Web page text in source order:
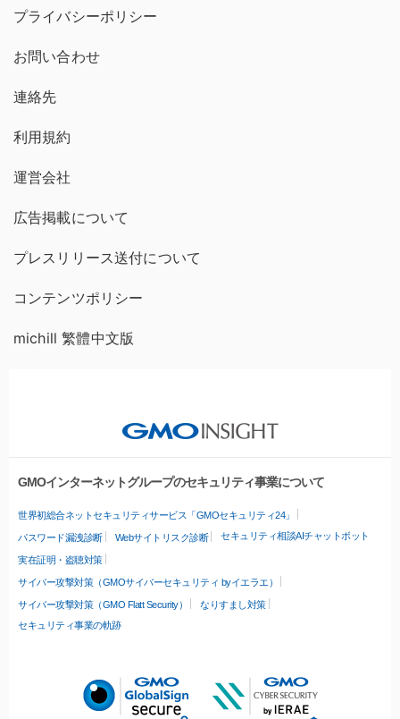
プライバシーポリシー
お問い合わせ
連絡先
利用規約
運営会社
広告掲載について
プレスリリース送付について
コンテンツポリシー
michill 繁體中文版
GMOインターネットグループのセキュリティ事業について
世界初総合ネットセキュリティサービス「GMOセキュリティ24」
パスワード漏洩診断 Webサイトリスク診断 セキュリティ相談AIチャットボット
実在証明・盗聴対策
サイバー攻撃対策（GMOサイバーセキュリティ byイエラエ）
サイバー攻撃対策（GMO Flatt Security）
なりすまし対策
セキュリティ事業の軌跡